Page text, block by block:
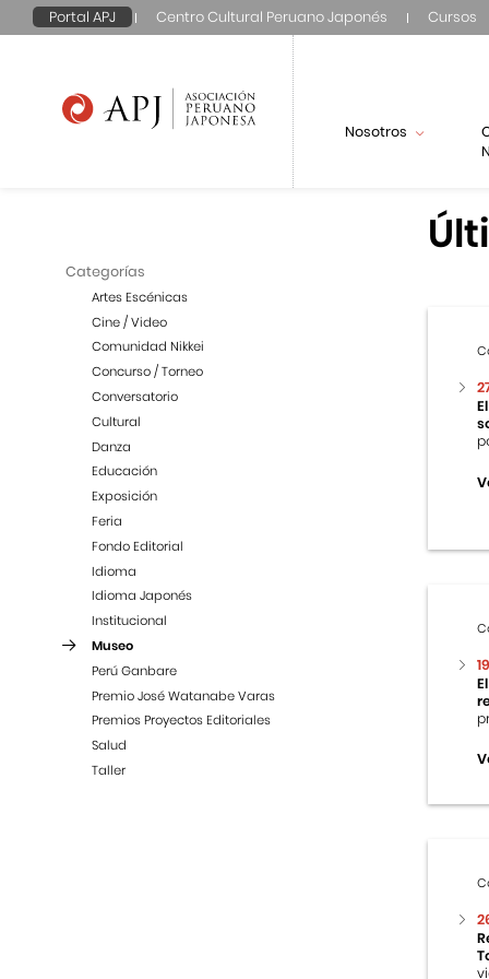
Portal APJ Centro Cultural Peruano Japonés Cursos
Nosotros
Categorías
Artes Escénicas
Cine / Video
Comunidad Nikkei
Concurso / Torneo
Conversatorio
Cultural
Danza
Educación
Exposición
Feria
Fondo Editorial
Idioma
Idioma Japonés
Institucional
Museo
Perú Ganbare
Premio José Watanabe Varas
Premios Proyectos Editoriales
Salud
Taller